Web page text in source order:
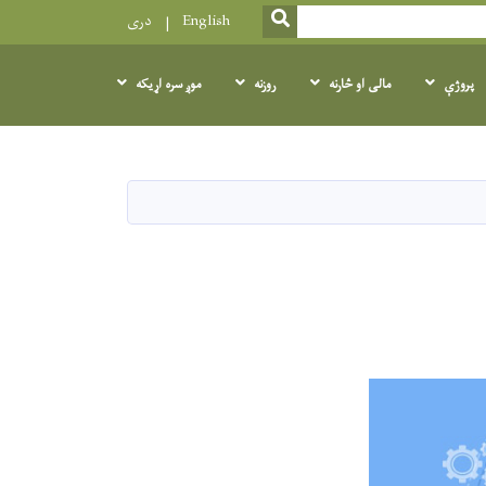
SEARCH
English دری
پرو‌ژې مالی او څارنه روزنه موږ سره اړیکه